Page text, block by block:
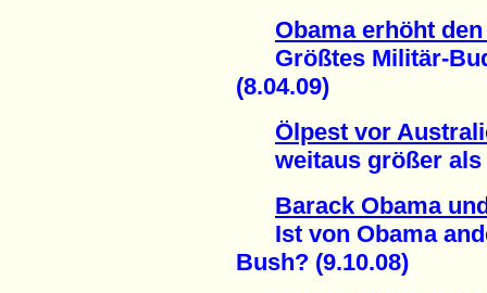
Obama erhöht
Größtes Militär-
(8.04.09)
Ölpest vor
weitaus größer als
Barack Obama
Ist von Obama
Bush? (9.10.08)